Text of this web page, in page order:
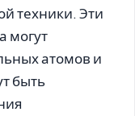
техники. Эти
могут
атомов и
быть